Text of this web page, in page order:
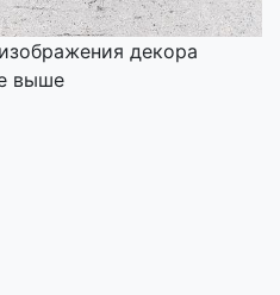
декора
выше